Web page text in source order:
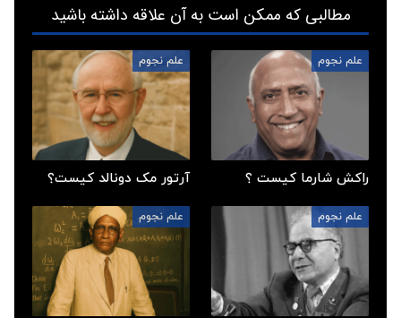
مطالبی که ممکن است به آن علاقه داشته باشید
علم نجوم
راکش شارما کیست ؟
علم نجوم
آرتور مک دونالد کیست؟
علم نجوم علم نجوم